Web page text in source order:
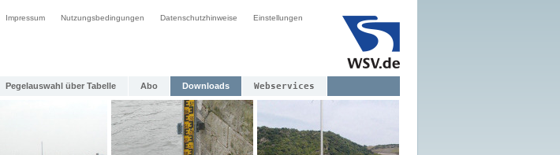
Impressum Nutzungsbedingungen Datenschutzhinweise Einstellungen
Pegelauswahl über Tabelle Abo Downloads Webservices